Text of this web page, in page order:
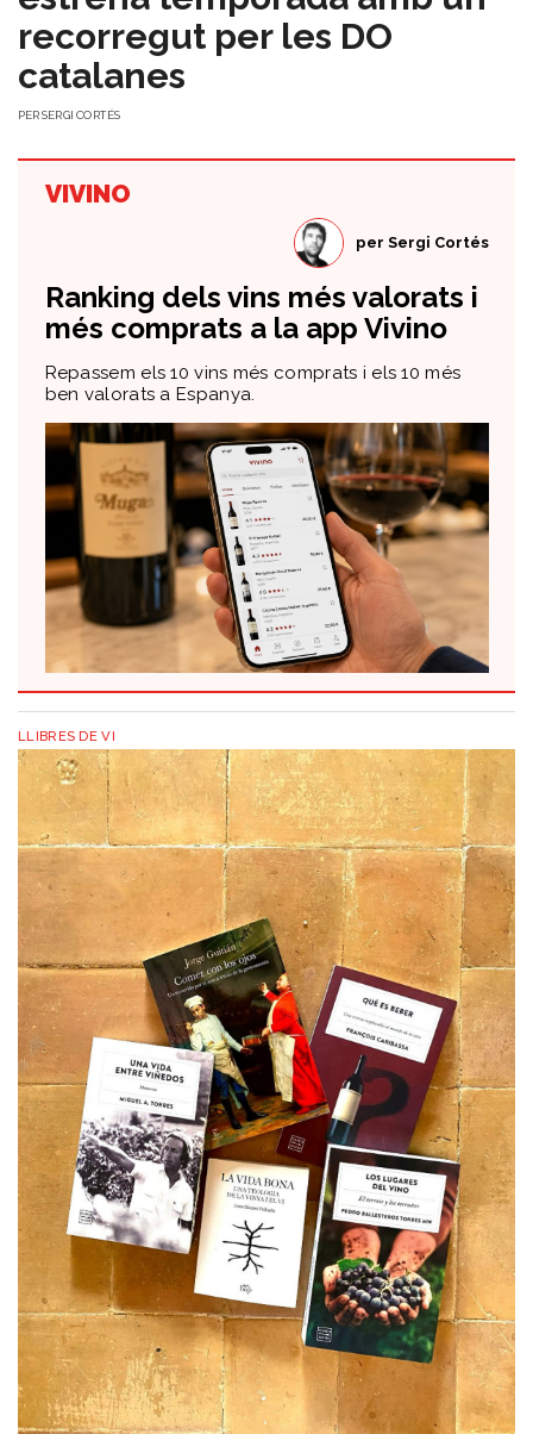
recorregut per les DO
catalanes
PERSERGI CORTÉS
VIVINO
per Sergi Cortés
Ranking dels vins més valorats i
més comprats a la app Vivino
Repassem els 10 vins més comprats i els 10 més
ben valorats a Espanya.
LLIBRES DE VI